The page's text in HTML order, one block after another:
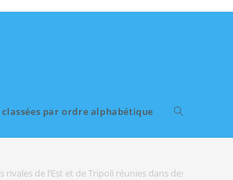
classées par ordre alphabétique
de l’Est et de Tripoli réunies dans des exercices